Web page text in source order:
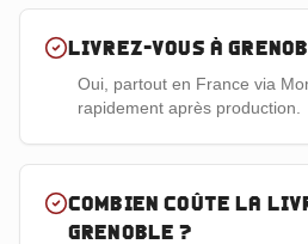
Livrez-vous à
Oui, partout en France via
rapidement après production.
Combien coûte la
Grenoble ?